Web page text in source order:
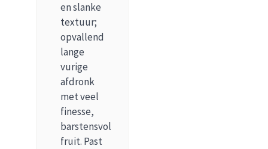
en slanke
textuur;
opvallend
lange
vurige
afdronk
met veel
finesse,
barstensvol
fruit. Past